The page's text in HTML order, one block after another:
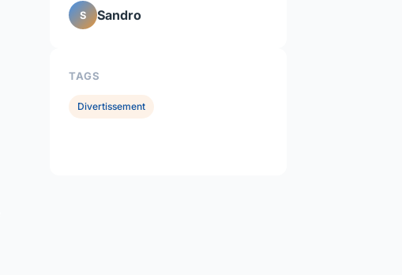
S Sandro
TAGS
Divertissement